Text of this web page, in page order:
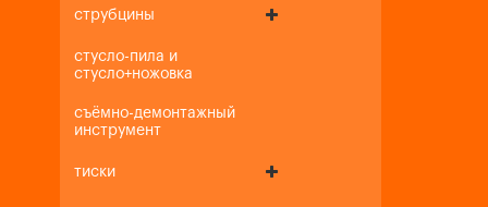
струбцины
стусло-пила и
стусло+ножовка
съёмно-демонтажный
инструмент
тиски